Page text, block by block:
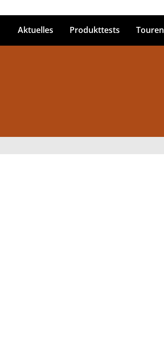
Aktuelles Produkttests Touren